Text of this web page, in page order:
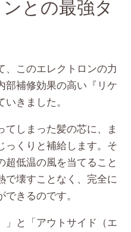
との最強タ
、このエレクトロンの力
部補修効果の高い『リケ
きました。
てしまった髪の芯に、ま
っくりと補給します。そ
超低温の風を当てること
で壊すことなく、完全に
きるのです。
」と「アウトサイド（エ